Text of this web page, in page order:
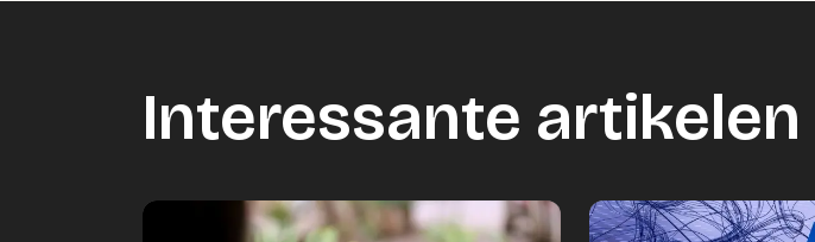
Interessante artikelen